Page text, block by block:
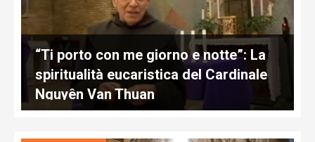
“Ti porto con me giorno e notte”: La
spiritualità eucaristica del Cardinale
Nguyên Van Thuan